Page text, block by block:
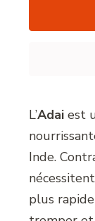
L’Adai est
Inde.
plus